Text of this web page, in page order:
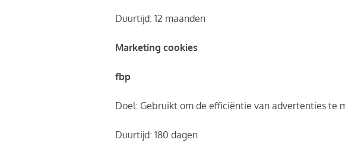
Duurtijd: 12 maanden
Marketing cookies
fbp
Doel: Gebruikt om de efficiëntie van advertenties te
Duurtijd: 180 dagen